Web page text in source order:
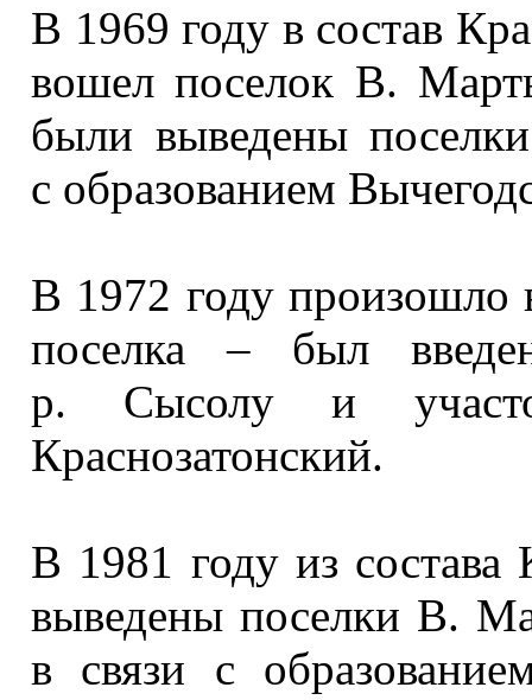
В 1969 году в состав
вошел поселок В.
были выведены
с образованием
В 1972 годупроизошло
поселка – был
р. Сысолу
и
Краснозатонский.
В 1981 году из состава
выведены поселки В.
в связи
с